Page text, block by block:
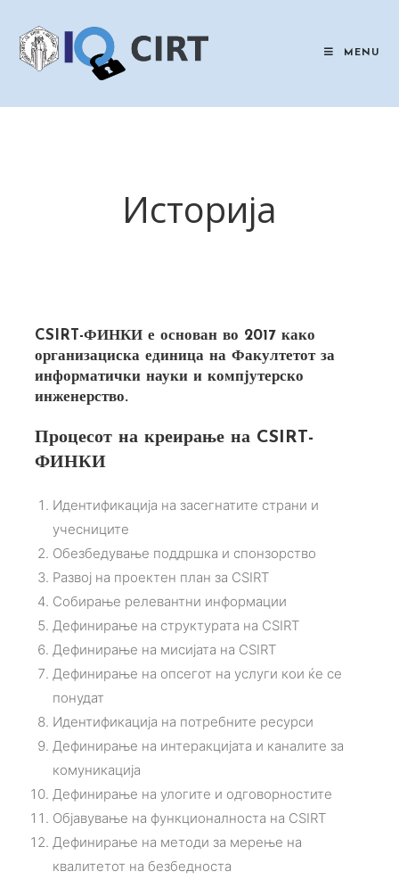
content
MENU
Историја
CSIRT-ФИНКИ е основан во 2017 како
организациска единица на Факултетот за
информатички науки и компјутерско
инженерство.
Процесот на креирање на CSIRT-
ФИНКИ
Идентификација на засегнатите страни и
учесниците
Обезбедување поддршка и спонзорство
Развој на проектен план за CSIRT
Собирање релевантни информации
Дефинирање на структурата на CSIRT
Дефинирање на мисијата на CSIRT
Дефинирање на опсегот на услуги кои ќе се
понудат
Идентификација на потребните ресурси
Дефинирање на интеракцијата и каналите за
комуникација
Дефинирање на улогите и одговорностите
Објавување на функционалноста на CSIRT
Дефинирање на методи за мерење на
квалитетот на безбедноста